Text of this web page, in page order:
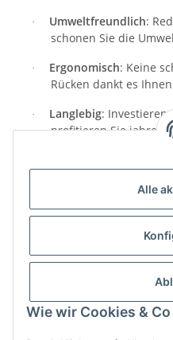
Alle
Wie wir Cookies &
· Umweltfreundlich:
schonen Sie die
· Ergonomisch: Keine
Rücken dankt es Ihnen
· Langlebig: Investieren
profitieren Sie
Starten Sie jetzt in ein
Sie Ihren Andersen
Heimat-Werk – Ihr
Bei Heimat-Werk finden Sie
der sich sogar am Fahrrad
Radfahrer! Kombinieren Sie